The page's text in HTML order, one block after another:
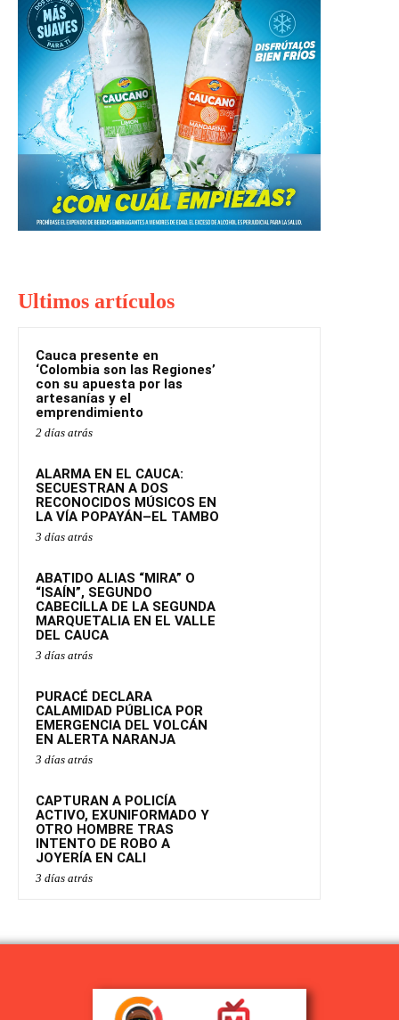
Ultimos artículos
Cauca presente en
‘Colombia son las Regiones’
con su apuesta por las
artesanías y el
emprendimiento
2 días atrás
ALARMA EN EL CAUCA:
SECUESTRAN A DOS
RECONOCIDOS MÚSICOS EN
LA VÍA POPAYÁN–EL TAMBO
3 días atrás
ABATIDO ALIAS “MIRA” O
“ISAÍN”, SEGUNDO
CABECILLA DE LA SEGUNDA
MARQUETALIA EN EL VALLE
DEL CAUCA
3 días atrás
PURACÉ DECLARA
CALAMIDAD PÚBLICA POR
EMERGENCIA DEL VOLCÁN
EN ALERTA NARANJA
3 días atrás
CAPTURAN A POLICÍA
ACTIVO, EXUNIFORMADO Y
OTRO HOMBRE TRAS
INTENTO DE ROBO A
JOYERÍA EN CALI
3 días atrás